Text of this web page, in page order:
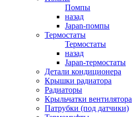
Помпы
назад
Japan-помпы
Термостаты
Термостаты
назад
Japan-термостаты
Детали кондиционера
Крышки радиатора
Радиаторы
Крыльчатки вентилятора
Патрубки (под датчики)